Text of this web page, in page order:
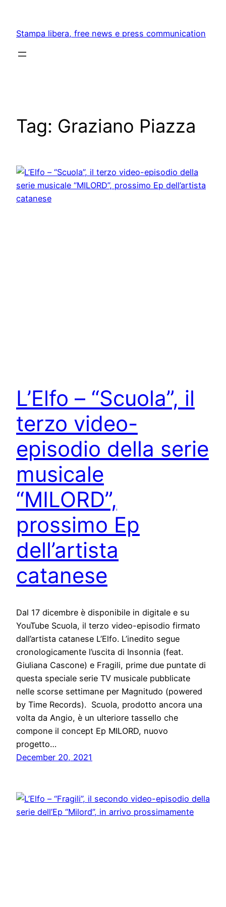
content
Stampa libera, free news e press communication
Tag: Graziano Piazza
L’Elfo – “Scuola”, il
terzo video-
episodio della serie
musicale
“MILORD”,
prossimo Ep
dell’artista
catanese
Dal 17 dicembre è disponibile in digitale e su
YouTube Scuola, il terzo video-episodio firmato
dall’artista catanese L’Elfo. L’inedito segue
cronologicamente l’uscita di Insonnia (feat.
Giuliana Cascone) e Fragili, prime due puntate di
questa speciale serie TV musicale pubblicate
nelle scorse settimane per Magnitudo (powered
by Time Records). Scuola, prodotto ancora una
volta da Angio, è un ulteriore tassello che
compone il concept Ep MILORD, nuovo
progetto…
December 20, 2021